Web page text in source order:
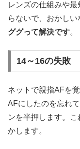
レンズの仕組みや
らないで、おかしい
ググって解決です。
14～16の失敗
ネットで親指AFを
AFにしたのを忘れ
ンを半押します。
かします。